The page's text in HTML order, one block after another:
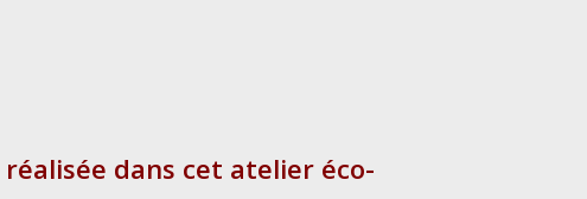
dans cet atelier éco-